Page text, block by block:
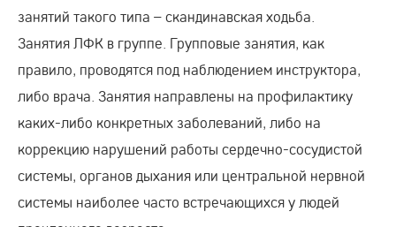
занятий такого типа – скандинавская ходьба.
Занятия ЛФК в группе. Групповые занятия, как
правило, проводятся под наблюдением инструктора,
либо врача. Занятия направлены на профилактику
каких-либо конкретных заболеваний, либо на
коррекцию нарушений работы сердечно-сосудистой
системы, органов дыхания или центральной нервной
системы наиболее часто встречающихся у людей